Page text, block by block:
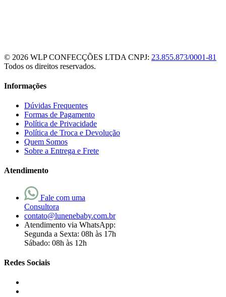
© 2026 WLP CONFECÇÕES LTDA CNPJ: 23.855.873/0001-81
Todos os direitos reservados.
Informações
Dúvidas Frequentes
Formas de Pagamento
Política de Privacidade
Política de Troca e Devolução
Quem Somos
Sobre a Entrega e Frete
Atendimento
Fale com uma
Consultora
contato@lunenebaby.com.br
Atendimento via WhatsApp:
Segunda a Sexta: 08h às 17h
Sábado: 08h às 12h
Redes Sociais